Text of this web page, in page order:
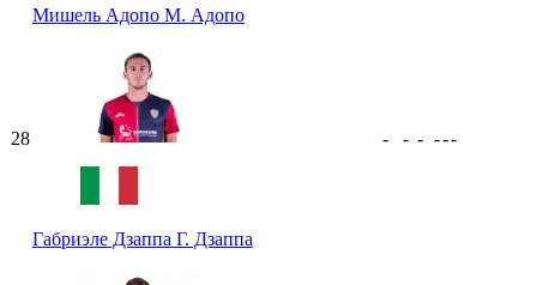
Мишель Адопо М. Адопо
28
Габриэле Дзаппа Г. Дзаппа
- - - ---